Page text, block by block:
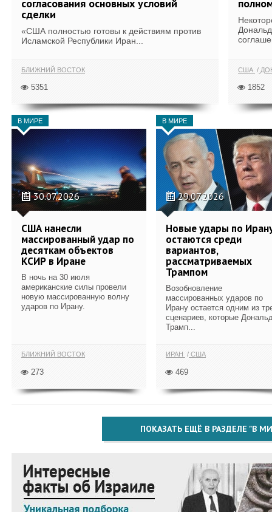
согласования основных условий
сделки
«США полностью готовы к действиям против
Исламской Республики Иран...
БЛИЖНИЙ ВОСТОК
5351
США
1852
В МИРЕ
30.07.2026
США нанесли
массированный удар по
десяткам объектов
КСИР в Иране
В ночь на 30 июля
американские силы провели
новую массированную волну
ударов по Ирану.
БЛИЖНИЙ ВОСТОК
273
В МИРЕ
29.07.2026
Новые удары по
остаются среди
вариантов,
рассматриваемых
Трампом
Возобновление
массированных ударов по
Ирану остается одним из
сценариев, которые
Трамп...
ИРАН США
469
ПОКАЗАТЬ ЕЩЁ В РАЗДЕЛЕ "В